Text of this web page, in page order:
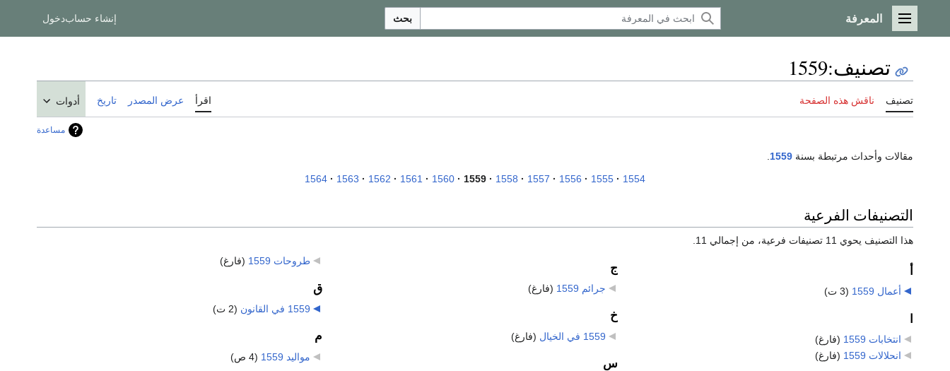
القائمة الرئيسية
المعرفة بحث إنشاء حسابدخول
تصنيف:
1559
تصنيف ناقش هذه الصفحة اقرأ عرض المصدر تاريخ أدوات
مساعدة
مقالات وأحداث مرتبطة بسنة 1559
1554
1555
1556
1557
1558
1559
1560
1561
1562
1563
1564
التصنيفات الفرعية
هذا التصنيف يحوي 11 تصنيفات فرعية، من إجمالي 11.
أعمال 1559 (3 ت)
انتخابات 1559
(فارغ)
انحلالات 1559
(فارغ)
ج
جرائم 1559 (فارغ)
خ
1559 في الخيال (فارغ)
س
طروحات 1559 (فارغ)
ق
1559 في القانون (2 ت)
م
مواليد 1559 (4 ص)